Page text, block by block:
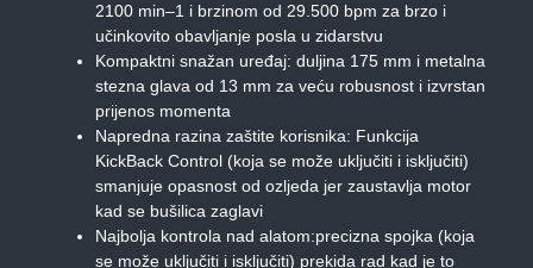
2100 min–1 i brzinom od 29.500 bpm za brzo i
učinkovito obavljanje posla u zidarstvu
Kompaktni snažan uređaj: duljina 175 mm i metalna
stezna glava od 13 mm za veću robusnost i izvrstan
prijenos momenta
Napredna razina zaštite korisnika: Funkcija
KickBack Control (koja se može uključiti i isključiti)
smanjuje opasnost od ozljeda jer zaustavlja motor
kad se bušilica zaglavi
Najbolja kontrola nad alatom:precizna spojka (koja
se može uključiti i isključiti) prekida rad kad je to